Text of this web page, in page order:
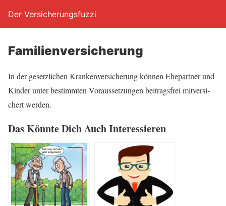
Der Versicherungsfuzzi
Fami­li­en­ver­si­che­rung
In der gesetz­li­chen Kran­ken­ver­si­che­rung kön­nen Ehe­part­ner und
Kin­der unter bestimm­ten Vor­aus­set­zun­gen bei­trags­frei mit­ver­si­
chert werden.
Das Könn­te Dich Auch Interessieren